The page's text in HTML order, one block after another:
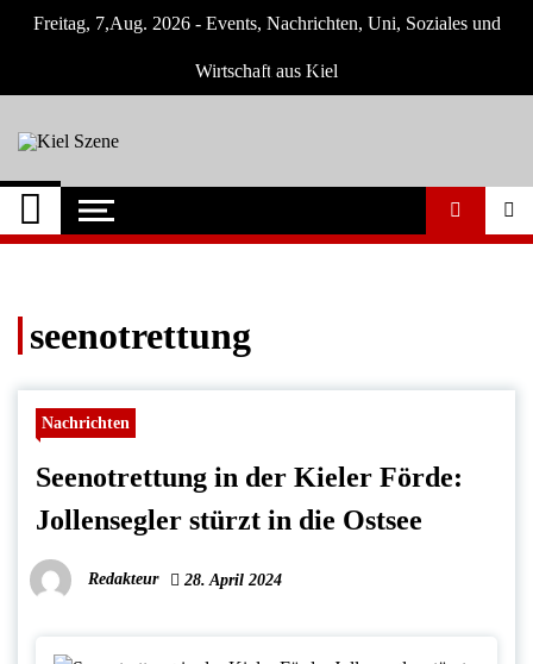
Freitag, 7,Aug. 2026 - Events, Nachrichten, Uni, Soziales und
Wirtschaft aus Kiel
Kiel Szene
Neuigkeiten und Nachrichten aus Kiel und
Umgebung
seenotrettung
Nachrichten
Seenotrettung in der Kieler Förde:
Jollensegler stürzt in die Ostsee
Redakteur 28. April 2024